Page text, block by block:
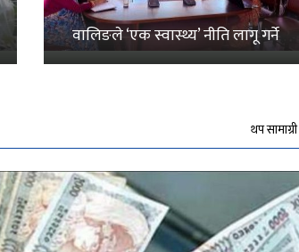
वालिङले ‘एक स्वास्थ्य’ नीति लागू गर्ने
थप सामाग्री